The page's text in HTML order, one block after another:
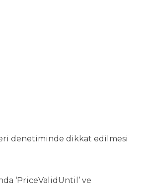
denetiminde dikkat edilmesi
‘PriceValidUntil’ ve